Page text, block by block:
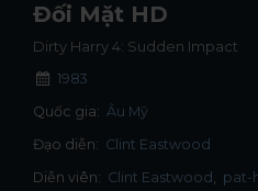
Đối Mặt HD
Dirty Harry 4: Sudden Impact
1983
Quốc gia: Âu Mỹ
Đạo diễn: Clint Eastwood
Diễn viên: Clint Eastwood pat-